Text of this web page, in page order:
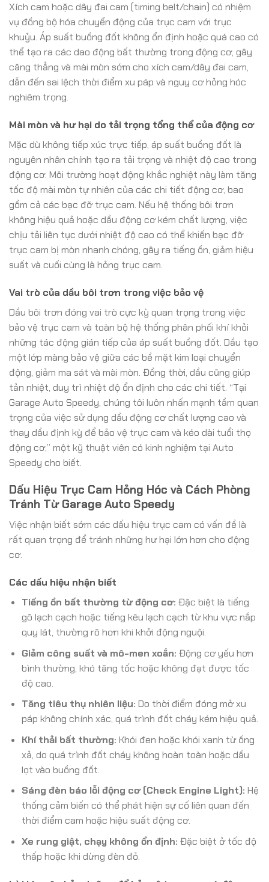
Xích cam hoặc dây đai cam (timing belt/chain) có nhiệm
vụ đồng bộ hóa chuyển động của trục cam với trục
khuỷu. Áp suất buồng đốt không ổn định hoặc quá cao có
thể tạo ra các dao động bất thường trong động cơ, gây
căng thẳng và mài mòn sớm cho xích cam/dây đai cam,
dẫn đến sai lệch thời điểm xu páp và nguy cơ hỏng hóc
nghiêm trọng.
Mài mòn và hư hại do tải trọng tổng thể của động cơ
Mặc dù không tiếp xúc trực tiếp, áp suất buồng đốt là
nguyên nhân chính tạo ra tải trọng và nhiệt độ cao trong
động cơ. Môi trường hoạt động khắc nghiệt này làm tăng
tốc độ mài mòn tự nhiên của các chi tiết động cơ, bao
gồm cả các bạc đỡ trục cam. Nếu hệ thống bôi trơn
không hiệu quả hoặc dầu động cơ kém chất lượng, việc
chịu tải liên tục dưới nhiệt độ cao có thể khiến bạc đỡ
trục cam bị mòn nhanh chóng, gây ra tiếng ồn, giảm hiệu
suất và cuối cùng là hỏng trục cam.
Vai trò của dầu bôi trơn trong việc bảo vệ
Dầu bôi trơn đóng vai trò cực kỳ quan trọng trong việc
bảo vệ trục cam và toàn bộ hệ thống phân phối khí khỏi
những tác động gián tiếp của áp suất buồng đốt. Dầu tạo
một lớp màng bảo vệ giữa các bề mặt kim loại chuyển
động, giảm ma sát và mài mòn. Đồng thời, dầu cũng giúp
tản nhiệt, duy trì nhiệt độ ổn định cho các chi tiết. “Tại
Garage Auto Speedy, chúng tôi luôn nhấn mạnh tầm quan
trọng của việc sử dụng dầu động cơ chất lượng cao và
thay dầu định kỳ để bảo vệ trục cam và kéo dài tuổi thọ
động cơ,” một kỹ thuật viên có kinh nghiệm tại Auto
Speedy cho biết.
Dấu Hiệu Trục Cam Hỏng Hóc và Cách Phòng
Tránh Từ Garage Auto Speedy
Việc nhận biết sớm các dấu hiệu trục cam có vấn đề là
rất quan trọng để tránh những hư hại lớn hơn cho động
cơ.
Các dấu hiệu nhận biết
Tiếng ồn bất thường từ động cơ: Đặc biệt là tiếng
gõ lạch cạch hoặc tiếng kêu lạch cạch từ khu vực nắp
quy lát, thường rõ hơn khi khởi động nguội.
Giảm công suất và mô-men xoắn: Động cơ yếu hơn
bình thường, khó tăng tốc hoặc không đạt được tốc
độ cao.
Tăng tiêu thụ nhiên liệu: Do thời điểm đóng mở xu
páp không chính xác, quá trình đốt cháy kém hiệu quả.
Khí thải bất thường: Khói đen hoặc khói xanh từ ống
xả, do quá trình đốt cháy không hoàn toàn hoặc dầu
lọt vào buồng đốt.
Sáng đèn báo lỗi động cơ (Check Engine Light): Hệ
thống cảm biến có thể phát hiện sự cố liên quan đến
thời điểm cam hoặc hiệu suất động cơ.
Xe rung giật, chạy không ổn định: Đặc biệt ở tốc độ
thấp hoặc khi dừng đèn đỏ.